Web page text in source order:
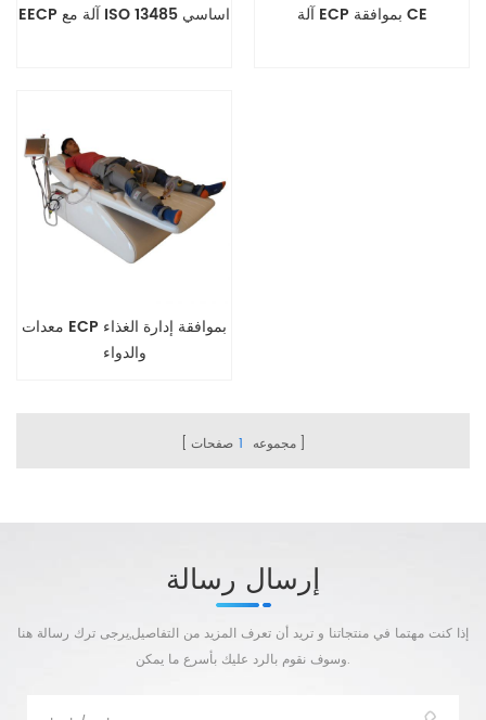
EECP آلة مع ISO 13485 اساسي آلة ECP بموافقة CE
معدات ECP بموافقة إدارة الغذاء
والدواء
مجموعه 1 صفحات
إرسال رسالة
إذا كنت مهتما في منتجاتنا و تريد أن تعرف المزيد من التفاصيل,يرجى ترك رسالة هنا
وسوف نقوم بالرد عليك بأسرع ما يمكن.